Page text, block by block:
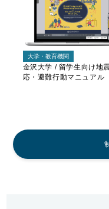
大学・教育機関
金沢大学 / 留学生向け地
応・避難行動マニュアル